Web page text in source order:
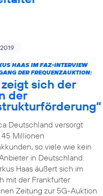
HAAS IM FAZ-INTERVIEW
DER FREQUENZAUKTION:
zeigt sich der
der
Deutschland versorgt
45 Millionen
so viele wie kein
in Deutschland.
Haas äußert sich im
mit der Frankfurter
Zeitung zur 5G-Auktion